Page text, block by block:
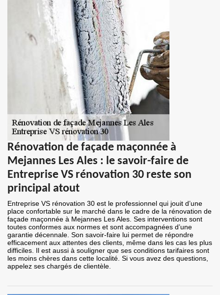
Rénovation de façade maçonnée à
Mejannes Les Ales : le savoir-faire de
Entreprise VS rénovation 30 reste son
principal atout
Entreprise VS rénovation 30 est le professionnel qui jouit d’une
place confortable sur le marché dans le cadre de la rénovation de
façade maçonnée à Mejannes Les Ales. Ses interventions sont
toutes conformes aux normes et sont accompagnées d’une
garantie décennale. Son savoir-faire lui permet de répondre
efficacement aux attentes des clients, même dans les cas les plus
difficiles. Il est aussi à souligner que ses conditions tarifaires sont
les moins chères dans cette localité. Si vous avez des questions,
appelez ses chargés de clientèle.